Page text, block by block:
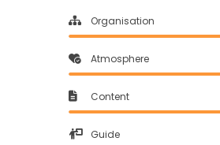
Organisation
Atmosphere
Content
Guide